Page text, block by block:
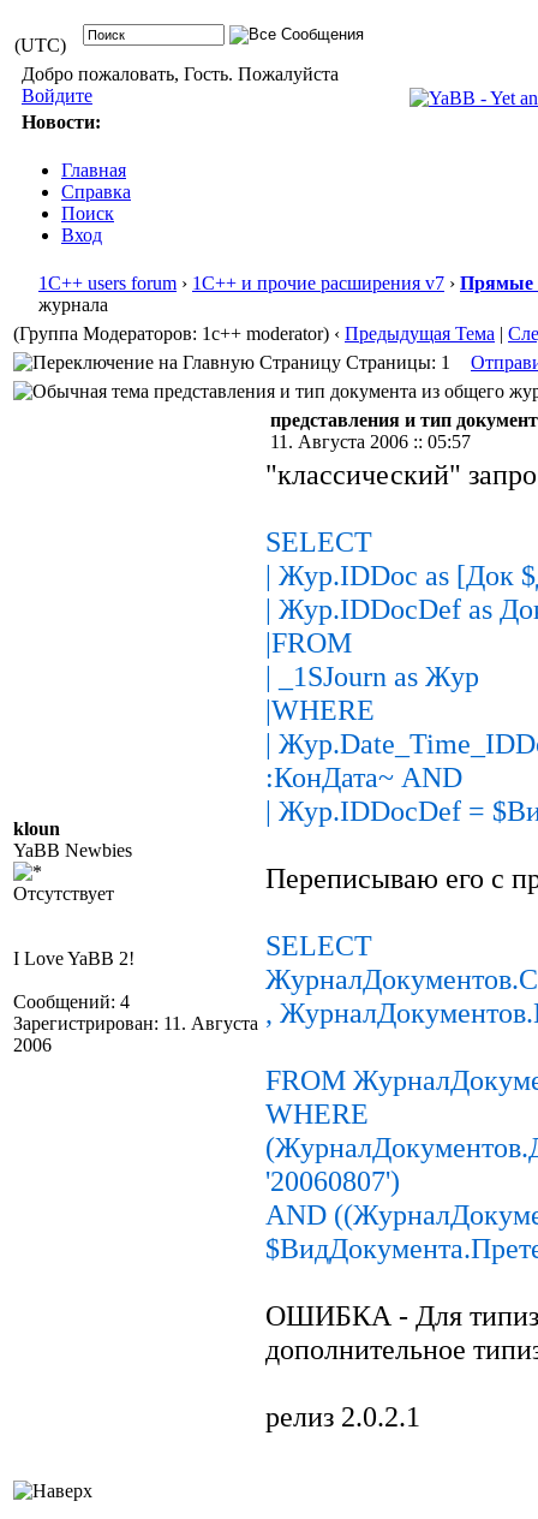
(UTC)
Добро пожаловать, Гость. Пожалуйста
Войдите
Новости:
Главная
Справка
Поиск
Вход
1С++ users forum › 1С++ и прочие расширения v7 › Прямые
журнала
(Группа Модераторов: 1c++ moderator) ‹ Предыдущая Тема |
Страницы: 1
представления и тип документа из общего
kloun
YaBB Newbies
Отсутствует
I Love YaBB 2!
Сообщений: 4
Зарегистрирован: 11. Августа
2006
представления и тип
11. Августа 2006 :: 05:57
"классический"
SELECT
| Жур.IDDoc as [Док
| Жур.IDDocDef as
|FROM
| _1SJourn as Жур
|WHERE
|
:КонДата~ AND
| Жур.IDDocDef =
Переписываю его с
SELECT
,
FROM
WHERE
'20060807')
AND
ОШИБКА - Для
дополнительное
релиз 2.0.2.1